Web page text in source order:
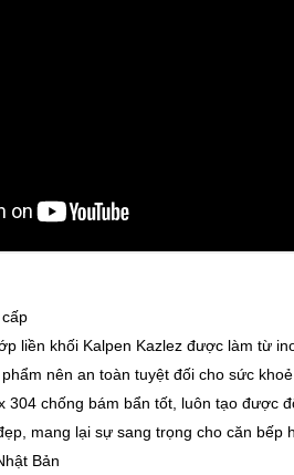
liền khối Kalpen Kazlez được làm từ
nên an toàn tuyệt đối cho sức
304 chống bám bẩn tốt, luôn tạo được
mang lại sự sang trọng cho căn bếp
Bản